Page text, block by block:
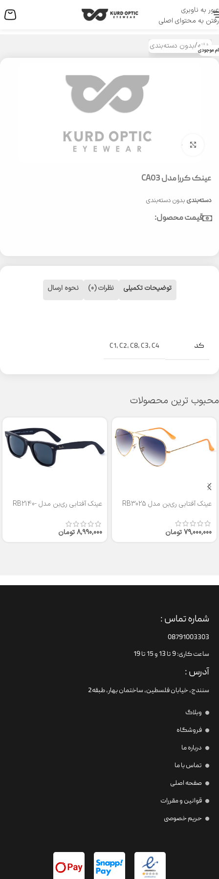
عبور به ناوبری
رفتن به محتوای اصلی
منو
خانه/بدون دسته‌بندی موجودی
بزرگنمایی تصویر
عینک کررا مدل CA03
دسته‌بندی بدون دسته‌بندی
قیمت محصول:
توضیحات تکمیلی نظرات (0) نحوه ارسال
کد C1,C2,C8,C3,C4
محبوب ترین محصولات
عینک آفتابی ری‌بن مدل RB3025
79,000,000تومان
عینک آفتابی ری‌بن مدل RB2140-
8,990,000تومان
شماره تماس :
08791003303
ساعت کاری: 9 تا 13 و 15 تا 19
آدرس :
سنندج، خیابان فلسطین،‌ ساختمان بهار، طبقه2
وبلاگ
فروشگاه
درباره ما
تماس با ما
صفحه اصلی
قوانین و مقررات
حریم خصوصی